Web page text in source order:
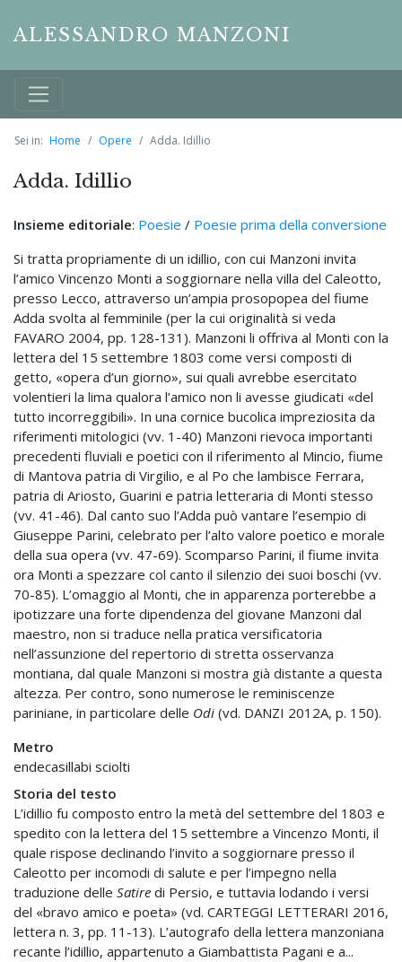
ALESSANDRO MANZONI
Sei in: Home Opere Adda. Idillio
Adda. Idillio
Insieme editoriale: Poesie / Poesie prima della conversione
Si tratta propriamente di un idillio, con cui Manzoni invita
l’amico Vincenzo Monti a soggiornare nella villa del Caleotto,
presso Lecco, attraverso un’ampia prosopopea del fiume
Adda svolta al femminile (per la cui originalità si veda
FAVARO 2004, pp. 128-131). Manzoni li offriva al Monti con la
lettera del 15 settembre 1803 come versi composti di
getto, «opera d’un giorno», sui quali avrebbe esercitato
volentieri la lima qualora l’amico non li avesse giudicati «del
tutto incorreggibili». In una cornice bucolica impreziosita da
riferimenti mitologici (vv. 1-40) Manzoni rievoca importanti
precedenti fluviali e poetici con il riferimento al Mincio, fiume
di Mantova patria di Virgilio, e al Po che lambisce Ferrara,
patria di Ariosto, Guarini e patria letteraria di Monti stesso
(vv. 41-46). Dal canto suo l’Adda può vantare l’esempio di
Giuseppe Parini, celebrato per l’alto valore poetico e morale
della sua opera (vv. 47-69). Scomparso Parini, il fiume invita
ora Monti a spezzare col canto il silenzio dei suoi boschi (vv.
70-85). L’omaggio al Monti, che in apparenza porterebbe a
ipotizzare una forte dipendenza del giovane Manzoni dal
maestro, non si traduce nella pratica versificatoria
nell’assunzione del repertorio di stretta osservanza
montiana, dal quale Manzoni si mostra già distante a questa
altezza. Per contro, sono numerose le reminiscenze
pariniane, in particolare delle Odi (vd. DANZI 2012A, p. 150).
Metro
endecasillabi sciolti
Storia del testo
L’idillio fu composto entro la metà del settembre del 1803 e
spedito con la lettera del 15 settembre a Vincenzo Monti, il
quale rispose declinando l’invito a soggiornare presso il
Caleotto per incomodi di salute e per l’impegno nella
traduzione delle Satire di Persio, e tuttavia lodando i versi
del «bravo amico e poeta» (vd. CARTEGGI LETTERARI 2016,
lettera n. 3, pp. 11-13). L’autografo della lettera manzoniana
recante l’idillio, appartenuto a Giambattista Pagani e a...